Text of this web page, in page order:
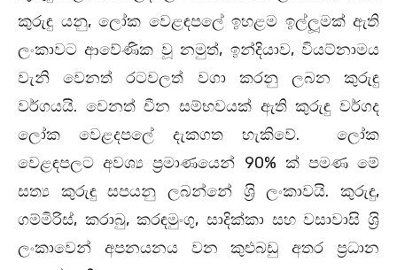
කුරුඳු යනු, ලෝක වෙළඳපලේ ඉහළම ඉල්ලූමක් ඇති
ලංකාවට ආවේණික වූ නමුත්, ඉන්දියාව, වියට්නාමය
වැනි වෙනත් රටවලත් වගා කරනු ලබන කුරුඳු
වර්ගයයි. වෙනත් චීන සම්භවයක් ඇති කුරුඳු වර්ගද
ලෝක වෙළදපලේ දැකගත හැකිවේ. ලෝක
වෙළඳපලට අවශ්‍ය ප‍්‍රමාණයෙන් 90% ක් පමණ මේ
සත්‍ය කුරුඳු සපයනු ලබන්නේ ශ‍්‍රි ලංකාවයි. කුරුඳු,
ගම්මිරිස්, කරාබු, කරඳමුංගු, සාදික්කා සහ වසාවාසි ශ‍්‍රි
ලංකාවෙන් අපනයනය වන කුළුබඩු අතර ප‍්‍රධාන